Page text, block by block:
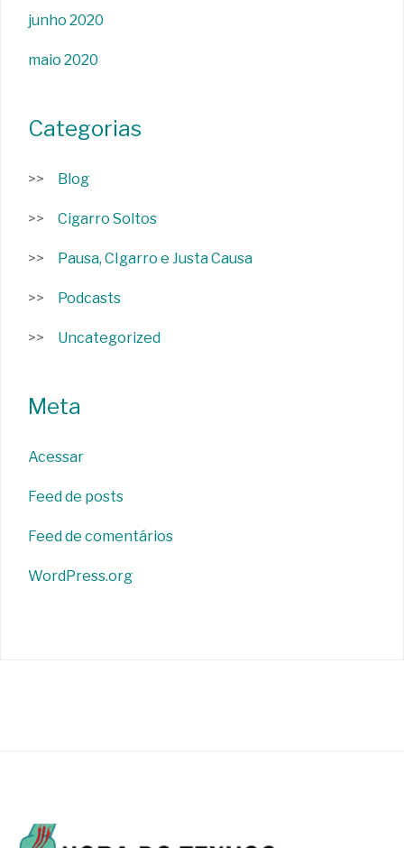
junho 2020
maio 2020
Categorias
Blog
Cigarro Soltos
Pausa, CIgarro e Justa Causa
Podcasts
Uncategorized
Meta
Acessar
Feed de posts
Feed de comentários
WordPress.org